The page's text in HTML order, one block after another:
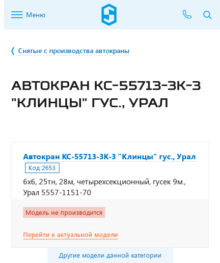
Меню
Снятые с производства автокраны
АВТОКРАН КС-55713-3К-3
"КЛИНЦЫ" ГУС., УРАЛ
Автокран КС-55713-3К-3 "Клинцы" гус., Урал
Код:2653
6x6, 25тн, 28м, четырехсекционный, гусек 9м.,
Урал 5557-1151-70
Модель не производится
Перейти к актуальной модели
Другие модели данной категории